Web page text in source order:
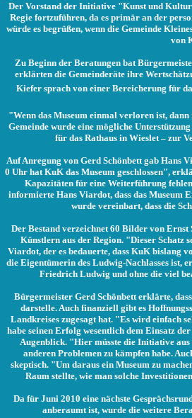
Der Vorstand der Initiative "Kunst und
Regie fortzuführen, da es primär an der
würde es begrüßen, wenn die Gemeinde
von
Zu Beginn der Beratungen bat
erklärten die Gemeinderäte ihre
Kiefer sprach von einer Bereicherung für
"Wenn das Museum einmal verloren ist,
Gemeinde wurde eine mögliche
für das Rathaus in Wieslet – zur
Auf Anregung von Gerd Schönbett gab Hans
0 Uhr hat KuK das Museum geschlossen",
Kapazitäten für eine Weiterführung
informierte Hans Viardot, dass das Museum
wurde vereinbart, dass die
Der Bestand verzeichnet 60 Bilder von
Künstlern aus der Region. "Dieser
Viardot, der es bedauerte, dass KuK bislang
die Eigentümerin des Ludwig-Nachlasses ist,
Friedrich Ludwig und ohne die viel
Bürgermeister Gerd Schönbett erklärte,
darstelle. Auch finanziell gibt es
Landkreises zugesagt hat. "Es wird einfach
habe seinen Erfolg wesentlich dem Einsatz
Augenblick. "Hier müsste die Initiative
anderen Problemen zu kämpfen habe.
skeptisch. "Um daraus ein Museum zu
Raum stellte, wie man solche
Da für Juni 2010 eine nächste
anberaumt ist, wurde die weitere